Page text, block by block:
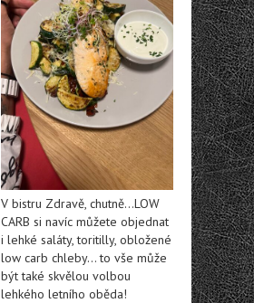
V bistru Zdravě, chutně…LOW
CARB si navíc můžete objednat
i lehké saláty, toritilly, obložené
low carb chleby… to vše může
být také skvělou volbou
lehkého letního oběda!